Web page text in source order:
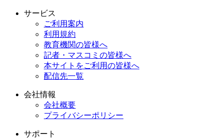
サービス
ご利用案内
利用規約
教育機関の皆様へ
記者・マスコミの皆様へ
本サイトをご利用の皆様へ
配信先一覧
会社情報
会社概要
プライバシーポリシー
サポート